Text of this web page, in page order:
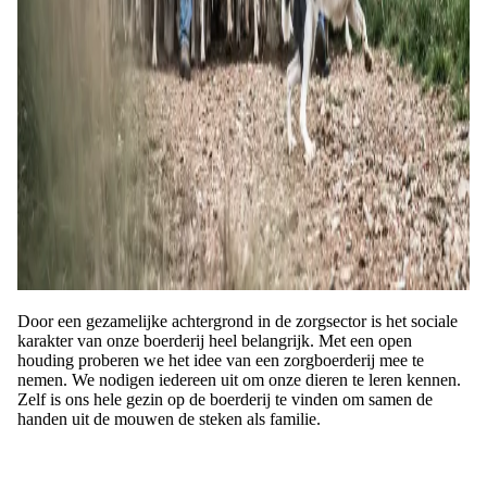
Door een gezamelijke achtergrond in de zorgsector is het sociale
karakter van onze boerderij heel belangrijk. Met een open
houding proberen we het idee van een zorgboerderij mee te
nemen. We nodigen iedereen uit om onze dieren te leren kennen.
Zelf is ons hele gezin op de boerderij te vinden om samen de
handen uit de mouwen de steken als familie.